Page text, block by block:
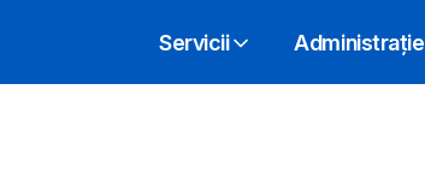
Servicii Administrație